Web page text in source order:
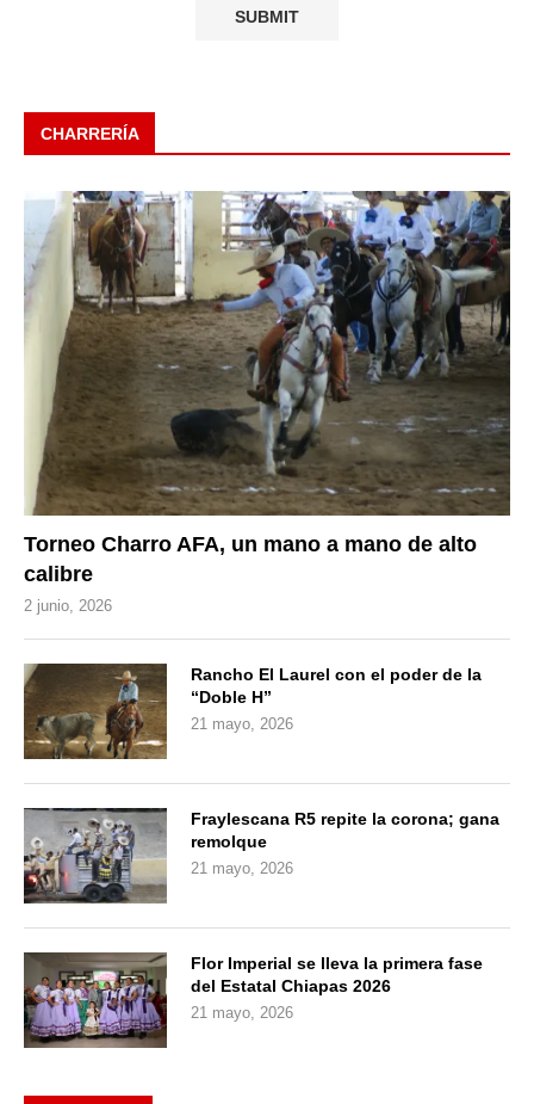
CHARRERÍA
Torneo Charro AFA, un mano a mano de alto
calibre
2 junio, 2026
Rancho El Laurel con el poder de la
“Doble H”
21 mayo, 2026
Fraylescana R5 repite la corona; gana
remolque
21 mayo, 2026
Flor Imperial se lleva la primera fase
del Estatal Chiapas 2026
21 mayo, 2026